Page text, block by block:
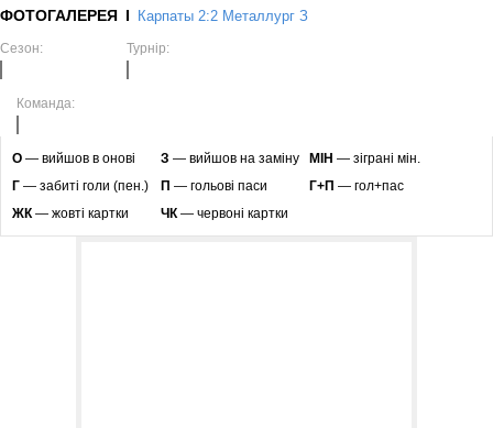
ФОТОГАЛЕРЕЯ Карпаты 2:2 Металлург З
Сезон: Турнір:
Команда:
O — вийшов в онові З — вийшов на заміну МІН — зіграні мін.
Г — забиті голи (пен.) П — гольові паси Г+П — гол+пас
ЖК— жовті картки ЧК— червоні картки